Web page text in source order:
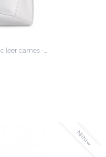
leer dames -…
Nieuw